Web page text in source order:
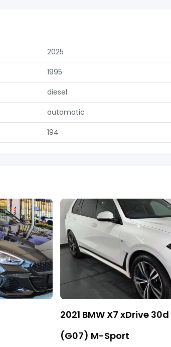
2025
1995
diesel
automatic
194
2021 BMW X7 xDrive 30d
(G07) M-Sport